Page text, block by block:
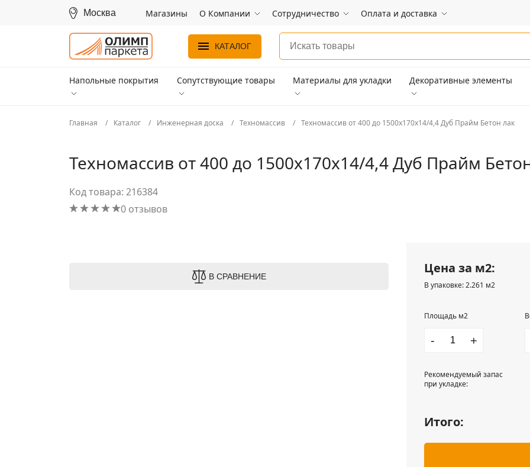
Москва Магазины О Компании Сотрудничество Оплата и доставка
КАТАЛОГ
Напольные покрытия Сопутствующие товары Материалы для укладки Декоративные элементы
Главная Каталог Инженерная доска Техномассив Техномассив от 400 до 1500х170х14/4,4 Дуб Прайм Бетон лак
Техномассив от 400 до 1500х170х14/4,4 Дуб Прайм
Код товара: 216384
0 отзывов
В СРАВНЕНИЕ
Цена за м2:
В упаковке: 2.261 м2
Площадь м2
- +
Рекомендуемый запас
при укладке:
Итого: